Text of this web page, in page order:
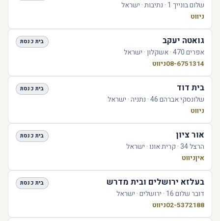
שלום בונייך 1 · נתיבות · ישראל
ניווט
גואטה יעקב בית כנסת
אפרים 470 · אשקלון · ישראל
08-6751314ניווט
בית דוד בית כנסת
שלונסקי אברהם 46 · נתניה · ישראל
ניווט
אור ציון בית כנסת
הרצל 34 · קרית אונו · ישראל
איןניווט
בעלזא ירושלים ובית מדרש בית כנסת
דובר שלום 16 · ירושלים · ישראל
02-5372188ניווט